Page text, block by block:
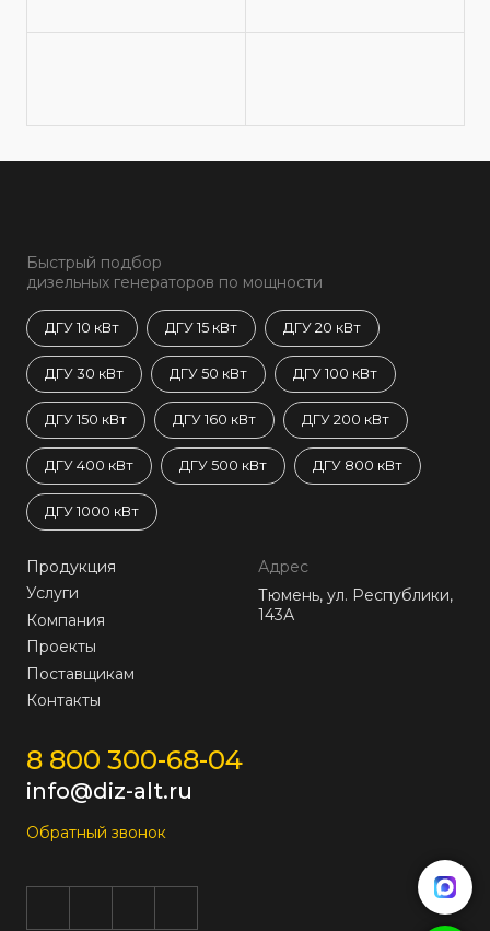
Быстрый подбор
дизельных генераторов по мощности
ДГУ 10 кВт ДГУ 15 кВт ДГУ 20 кВт
ДГУ 30 кВт ДГУ 50 кВт ДГУ 100 кВт
ДГУ 150 кВт ДГУ 160 кВт ДГУ 200 кВт
ДГУ 400 кВт ДГУ 500 кВт ДГУ 800 кВт
ДГУ 1000 кВт
Продукция
Услуги
Компания
Проекты
Поставщикам
Контакты
Адрес
Тюмень, ул. Республики,
143А
8 800 300-68-04
info@diz-alt.ru
Обратный звонок